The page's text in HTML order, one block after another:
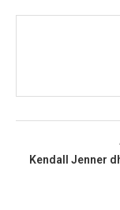
Kendall Jenner